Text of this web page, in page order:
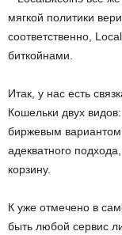
мягкой политики
соответственно,
биткойнами.
Итак, у нас есть
Кошельки двух
биржевым
адекватного
корзину.
К уже отмечено в
быть любой сервис